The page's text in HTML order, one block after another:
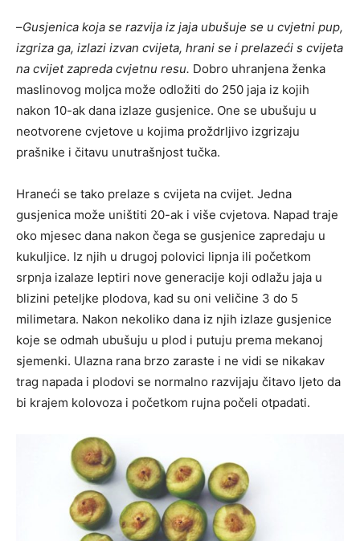
–Gusjenica koja se razvija iz jaja ubušuje se u cvjetni pup,
izgriza ga, izlazi izvan cvijeta, hrani se i prelazeći s cvijeta
na cvijet zapreda cvjetnu resu. Dobro uhranjena ženka
maslinovog moljca može odložiti do 250 jaja iz kojih
nakon 10-ak dana izlaze gusjenice. One se ubušuju u
neotvorene cvjetove u kojima proždrljivo izgrizaju
prašnike i čitavu unutrašnjost tučka.
Hraneći se tako prelaze s cvijeta na cvijet. Jedna
gusjenica može uništiti 20-ak i više cvjetova. Napad traje
oko mjesec dana nakon čega se gusjenice zapredaju u
kukuljice. Iz njih u drugoj polovici lipnja ili početkom
srpnja izalaze leptiri nove generacije koji odlažu jaja u
blizini peteljke plodova, kad su oni veličine 3 do 5
milimetara. Nakon nekoliko dana iz njih izlaze gusjenice
koje se odmah ubušuju u plod i putuju prema mekanoj
sjemenki. Ulazna rana brzo zaraste i ne vidi se nikakav
trag napada i plodovi se normalno razvijaju čitavo ljeto da
bi krajem kolovoza i početkom rujna počeli otpadati.